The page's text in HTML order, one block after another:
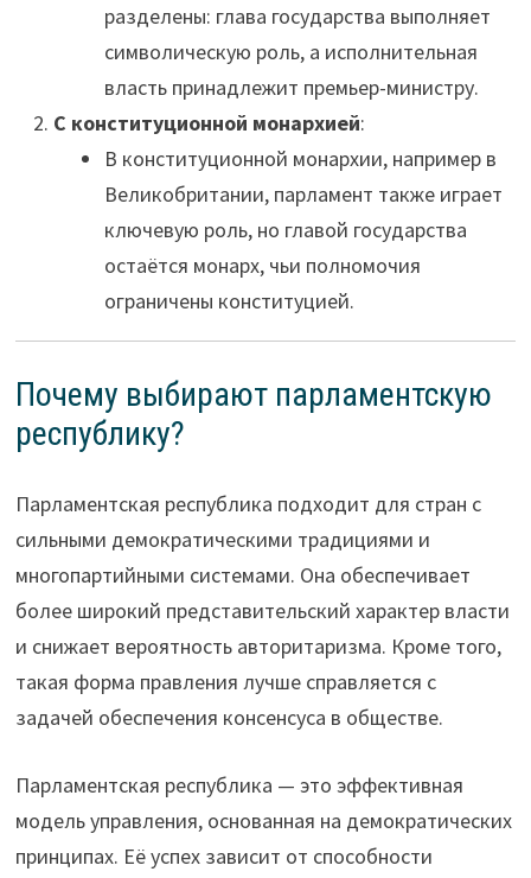
разделены: глава государства выполняет
символическую роль, а исполнительная
власть принадлежит премьер-министру.
С конституционной монархией:
В конституционной монархии, например в
Великобритании, парламент также играет
ключевую роль, но главой государства
остаётся монарх, чьи полномочия
ограничены конституцией.
Почему выбирают парламентскую
республику?
Парламентская республика подходит для стран с
сильными демократическими традициями и
многопартийными системами. Она обеспечивает
более широкий представительский характер власти
и снижает вероятность авторитаризма. Кроме того,
такая форма правления лучше справляется с
задачей обеспечения консенсуса в обществе.
Парламентская республика — это эффективная
модель управления, основанная на демократических
принципах. Её успех зависит от способности